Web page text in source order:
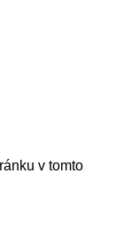
v tomto